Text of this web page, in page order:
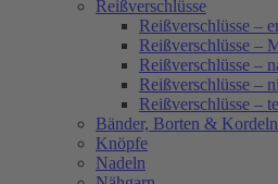
Reißverschlüsse
Reißverschlüsse –
Reißverschlüsse –
Reißverschlüsse –
Reißverschlüsse –
Reißverschlüsse –
Bänder, Borten & Kordeln
Knöpfe
Nadeln